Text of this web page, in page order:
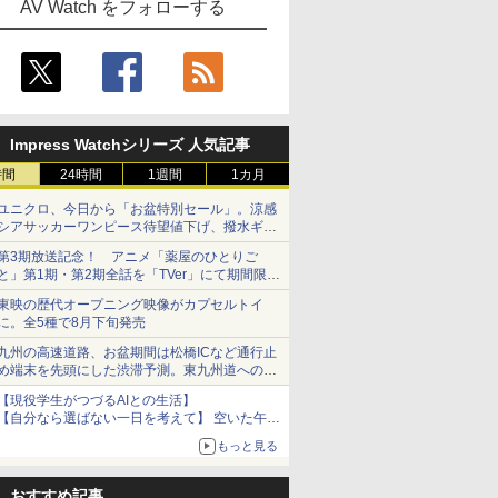
AV Watch をフォローする
Impress Watchシリーズ 人気記事
24時間 1週間 1カ月
ニクロ、今日から「お盆特別セール」。涼感
アサッカーワンピース待望値下げ、撥水ギア
ョーツは1990円に
3期放送記念！ アニメ「薬屋のひとりご
」第1期・第2期全話を「TVer」にて期間限定
順次無料配信開始
映の歴代オープニング映像がカプセルトイ
。全5種で8月下旬発売
州の高速道路、お盆期間は松橋ICなど通行止
端末を先頭にした渋滞予測。東九州道への迂
は料金調整を実施
現役学生がつづるAIとの生活】
自分なら選ばない一日を考えて】 空いた午後
チャッピーに捧げたら、思わぬ絶景に出会っ
もっと見る